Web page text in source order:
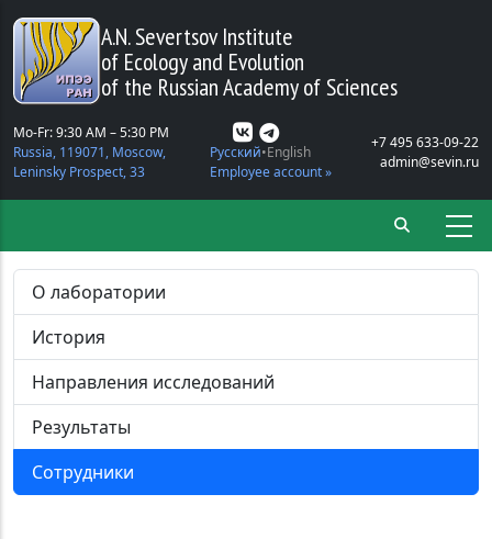
Skip to main content
A.N. Severtsov Institute
of Ecology and Evolution
of the Russian Academy of Sciences
Mo-Fr: 9:30 AM – 5:30 PM
Russia, 119071, Moscow,
Leninsky Prospect, 33
Русский English
Employee account »
+7 495 633-09-22
admin@sevin.ru
О лаборатории
История
Направления исследований
Результаты
Сотрудники